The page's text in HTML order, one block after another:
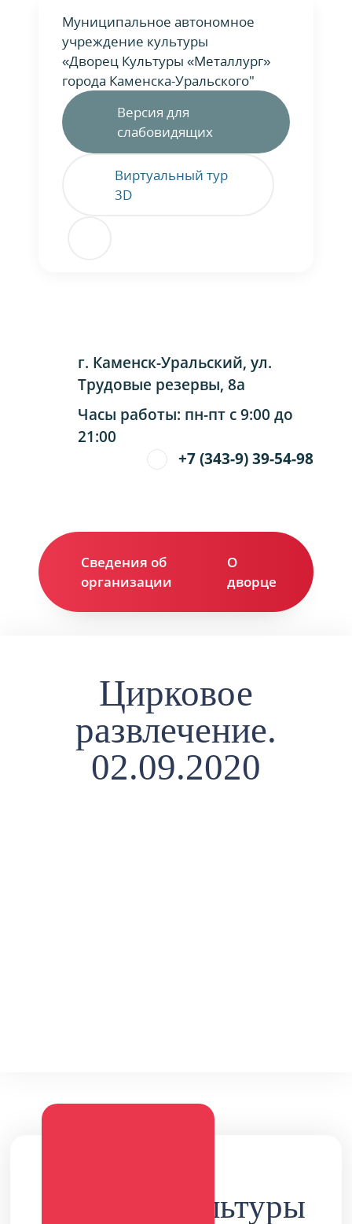
Муниципальное автономное
учреждение культуры
«Дворец Культуры «Металлург»
города Каменска-Уральского"
Версия для
слабовидящих
Виртуальный тур
3D
г. Каменск-Уральский, ул.
Трудовые резервы, 8а
Часы работы: пн-пт с 9:00 до
21:00
+7 (343-9) 39-54-98
Сведения об
организации
О
дворце
Цирковое
развлечение.
02.09.2020
Дворец культуры